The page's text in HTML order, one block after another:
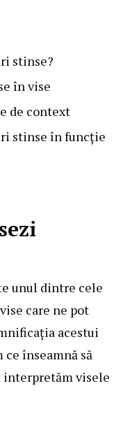
stinse?
în vise
de context
stinse în funcție
unul dintre cele
care ne pot
acestui
înseamnă să
interpretăm visele